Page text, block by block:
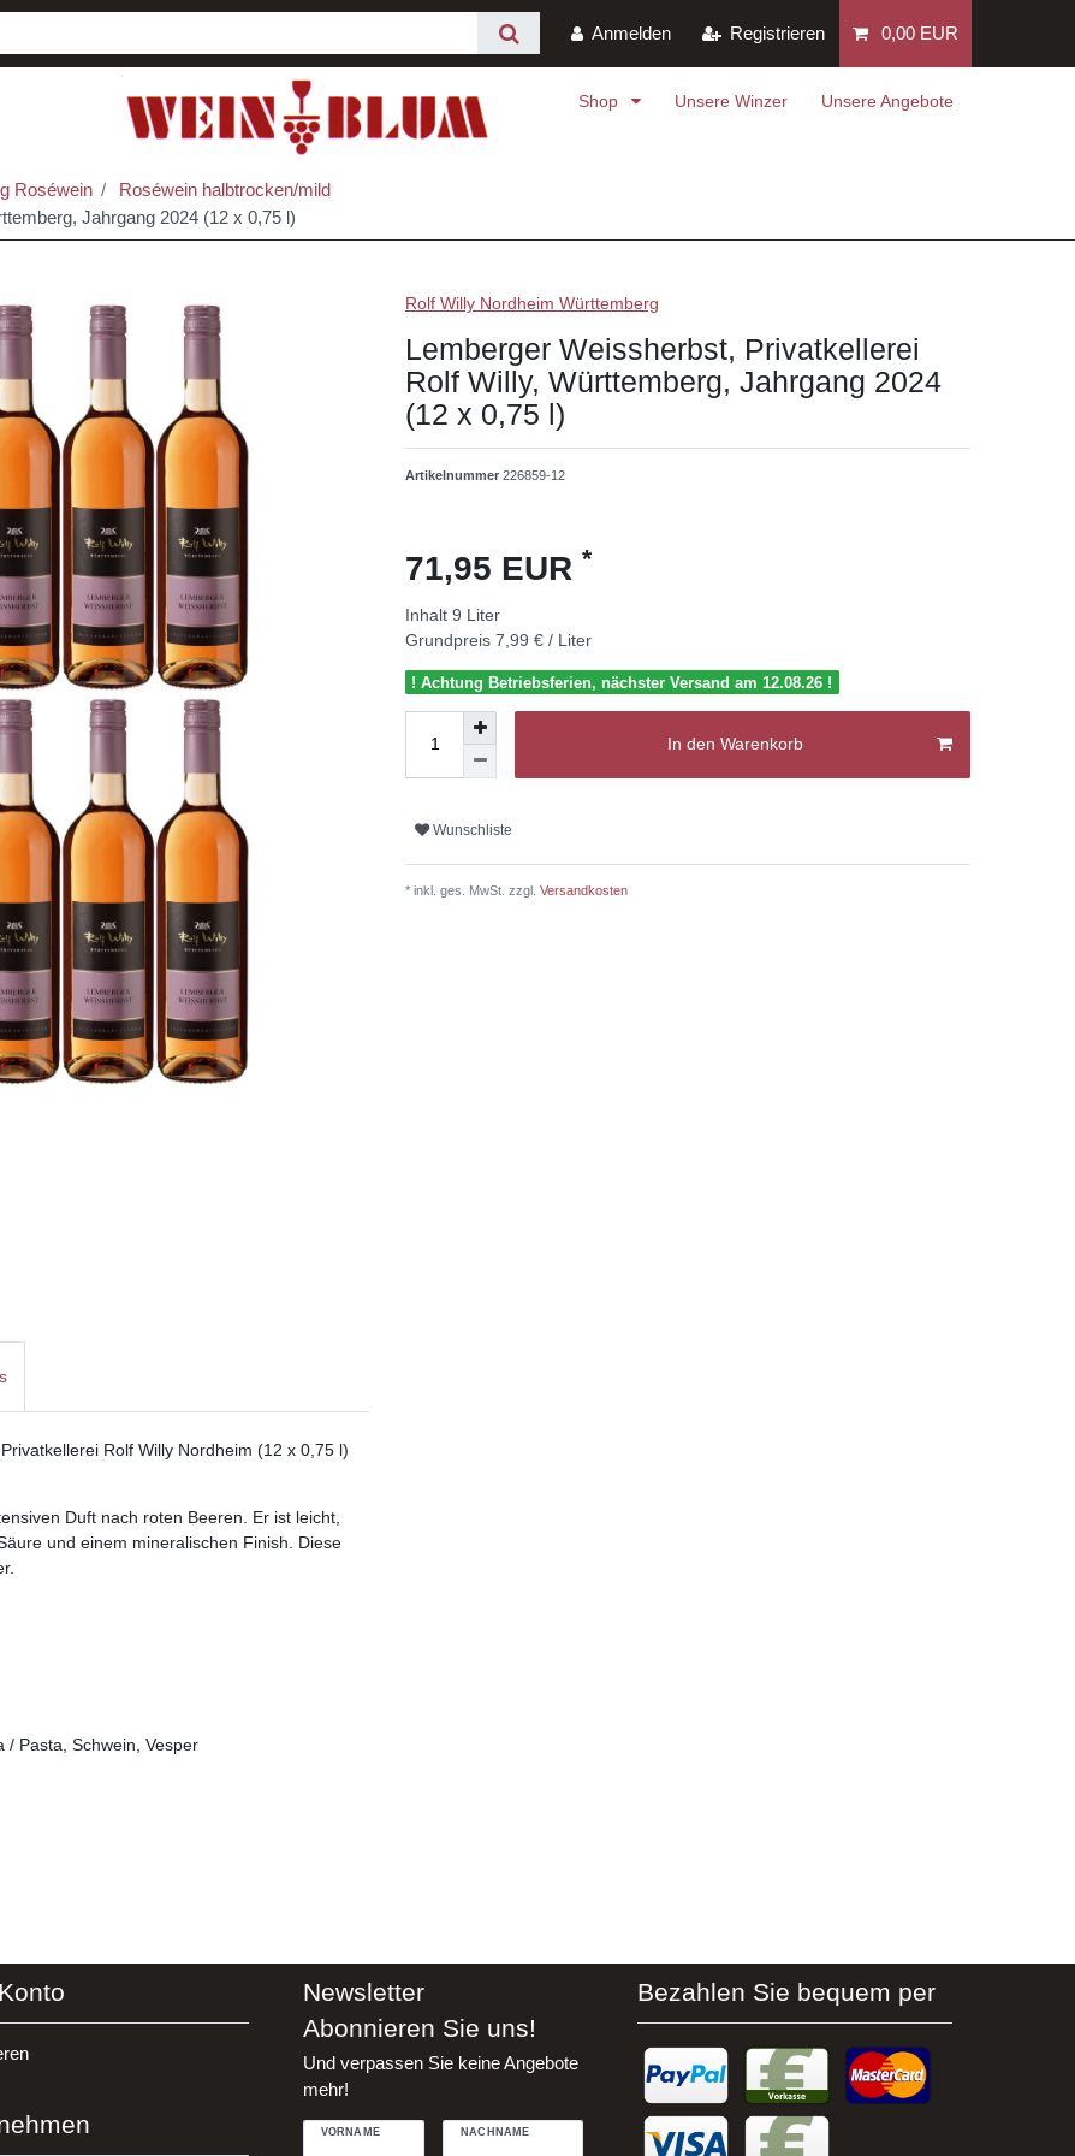
Anmelden Registrieren 0,00 EUR
Shop Unsere Winzer Unsere Angebote
Roséwein
Roséwein halbtrocken/mild
Jahrgang 2024 (12 x 0,75 l)
Rolf Willy Nordheim Württemberg
Lemberger Weissherbst, Privatkellerei
Rolf Willy, Württemberg, Jahrgang 2024
(12 x 0,75 l)
Artikelnummer 226859-12
71,95 EUR *
Inhalt 9 Liter
Grundpreis 7,99 € / Liter
! Achtung Betriebsferien, nächster Versand am 12.08.26 !
In den Warenkorb
Wunschliste
* inkl. ges. MwSt. zzgl. Versandkosten
Rolf Willy Nordheim (12 x 0,75 l)
Duft nach roten Beeren. Er ist leicht,
und einem mineralischen Finish. Diese
/ Pasta, Schwein, Vesper
Newsletter
Abonnieren Sie uns!
Und verpassen Sie keine Angebote
mehr!
VORNAME NACHNAME
Bezahlen Sie bequem per